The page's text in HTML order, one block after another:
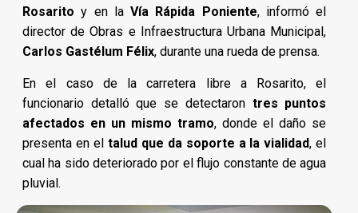
Rosarito y en laVía Rápida Poniente, informó el
director de Obras e Infraestructura Urbana Municipal,
Carlos Gastélum Félix, durante una rueda de prensa.
En el caso de la carretera libre a Rosarito, el
funcionario detalló que se detectaron tres puntos
afectados en un mismo tramo, donde el daño se
presenta en el talud que da soporte a la vialidad, el
cual ha sido deteriorado por el flujo constante de agua
pluvial.